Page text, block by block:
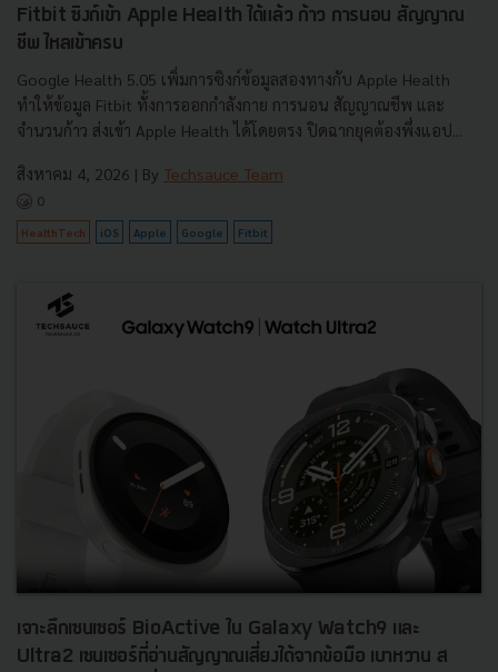
Fitbit ซิงก์เข้า Apple Health ได้แล้ว ก้าว การนอน สัญญาณ
ชีพ ไหลเข้าครบ
Google Health 5.05 เพิ่มการซิงก์ข้อมูลสองทางกับ Apple Health
ทำให้ข้อมูล Fitbit ทั้งการออกกำลังกาย การนอน สัญญาณชีพ และ
จำนวนก้าว ส่งเข้า Apple Health ได้โดยตรง ปิดฉากยุคต้องพึ่งแอป...
สิงหาคม 4, 2026 | By Techsauce Team
0
HealthTech iOS Apple Google Fitbit
เจาะลึกเซนเซอร์ BioActive ใน Galaxy Watch9 และ
Ultra2 เซนเซอร์ที่อ่านสัญญาณเสี่ยงได้จากข้อมือ เบาหวาน ส